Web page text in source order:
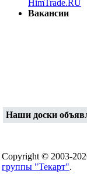
HimTrade.RU
Вакансии
Наши доски
Copyright © 2003-
группы "Текарт".